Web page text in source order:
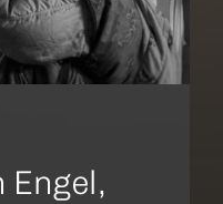
Engel,